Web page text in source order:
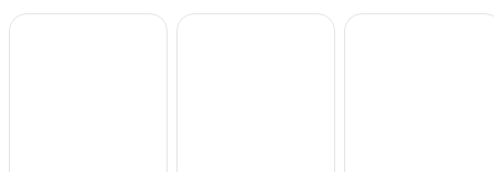
Opsturen mogelijk, afhalen op afspraak